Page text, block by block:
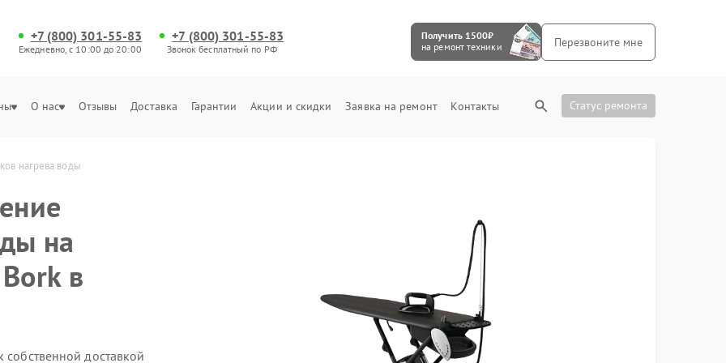
+7 (800) 301-55-83
Ежедневно, с 10:00 до 20:00
+7 (800) 301-55-83
Звонок бесплатный по РФ
Получить 1500₽
на ремонт техники
Перезвоните мне
О нас Отзывы Доставка Гарантии Акции и скидки Заявка на ремонт Контакты Статус ремонта
нагрева воды
на
в
собственной доставкой